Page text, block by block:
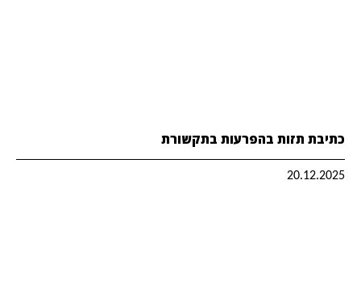
כתיבת תזות בהפרעות בתקשורת
20.12.2025